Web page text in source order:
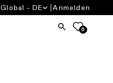
0
Global - DE Anmelden